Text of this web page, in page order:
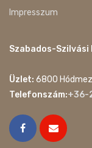
Impresszum
Szabados-Szilvási
Üzlet: 6800
Telefonszám:+36-